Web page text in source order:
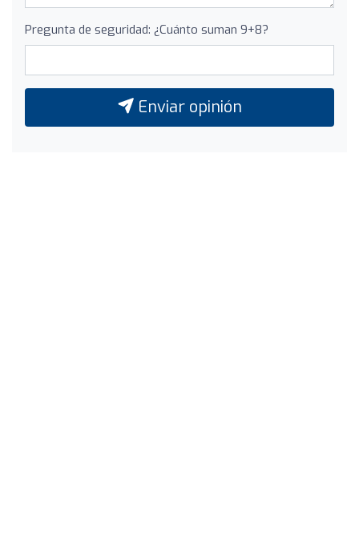
Pregunta de seguridad: ¿Cuánto suman 9+8?
Enviar opinión